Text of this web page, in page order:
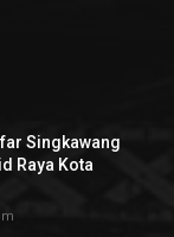
Singkawang
Raya Kota